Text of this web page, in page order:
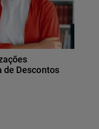
de Descontos